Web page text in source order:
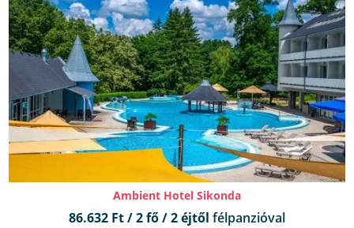
Ambient Hotel Sikonda
86.632 Ft / 2 fő / 2 éjtől félpanzióval